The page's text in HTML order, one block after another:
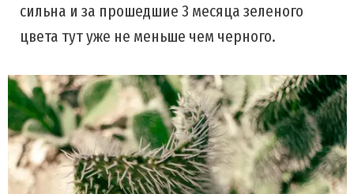
сильна и за прошедшие 3 месяца зеленого
цвета тут уже не меньше чем черного.